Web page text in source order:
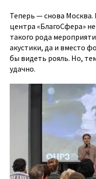
Теперь — снова Москва.
центра «БлагоСфера»
такого рода
акустики, да и вместо
бы видеть рояль. Но,
удачно.